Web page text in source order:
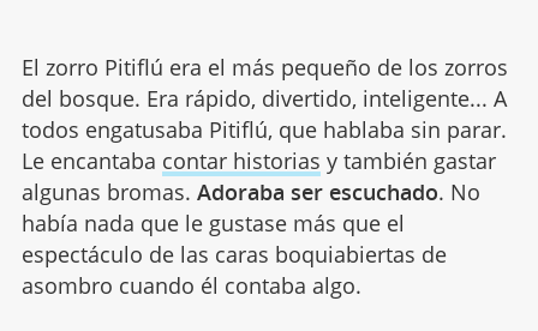
El zorro Pitiflú era el más pequeño de los zorros
del bosque. Era rápido, divertido, inteligente... A
todos engatusaba Pitiflú, que hablaba sin parar.
Le encantaba contar historias y también gastar
algunas bromas. Adoraba ser escuchado. No
había nada que le gustase más que el
espectáculo de las caras boquiabiertas de
asombro cuando él contaba algo.